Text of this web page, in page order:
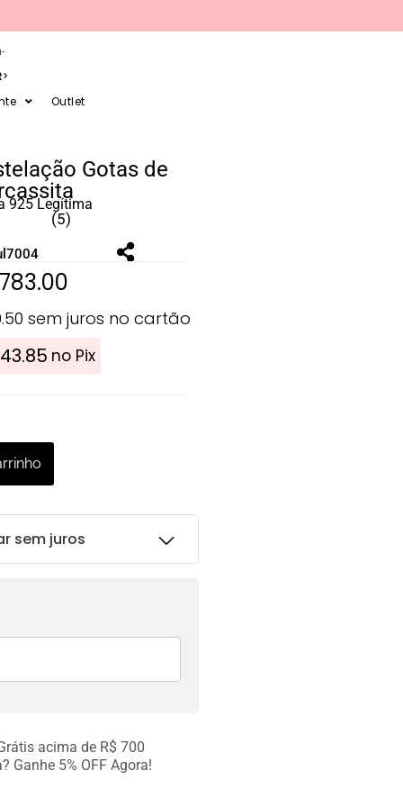
Outlet
Gotas de
925 Legítima
(5)
783.00
sem juros no cartão
no Pix
sem juros
R$783.00
R$783.00
acima de R$ 700
Ganhe 5% OFF Agora!